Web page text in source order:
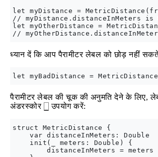
let myDistance =
// myDistance.distanceInMeters is
let myOtherDistance =
ध्यान दें कि आप पैरामीटर लेबल को छोड़ नहीं
पैरामीटर लेबल की चूक की अनुमति देने के लिए,
अंडरस्कोर
उपयोग करें:
struct MetricDistance {
    var distanceInMeters: Double
    init(_ meters: Double) {
        distanceInMeters = meters